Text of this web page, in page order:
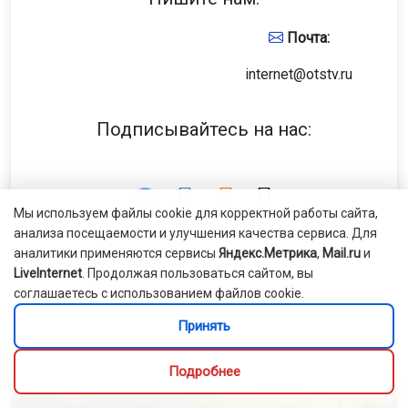
Лента новостей
Почта:
internet@otstv.ru
Подписывайтесь на нас:
Мы используем файлы cookie для корректной работы сайта,
анализа посещаемости и улучшения качества сервиса. Для
аналитики применяются сервисы Яндекс.Метрика, Mail.ruи
LiveInternet . Продолжая пользоваться сайтом, вы
соглашаетесь с использованием файлов cookie.
Принять
Подробнее